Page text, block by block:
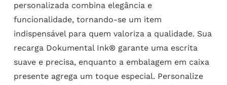
personalizada combina elegância e
funcionalidade, tornando-se um item
indispensável para quem valoriza a qualidade. Sua
recarga Dokumental Ink® garante uma escrita
suave e precisa, enquanto a embalagem em caixa
presente agrega um toque especial. Personalize